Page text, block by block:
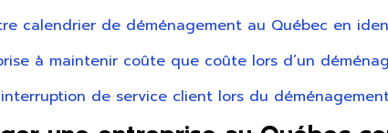
calendrier de déménagement au Québec en
à maintenir coûte que coûte lors d’un
de service client lors du